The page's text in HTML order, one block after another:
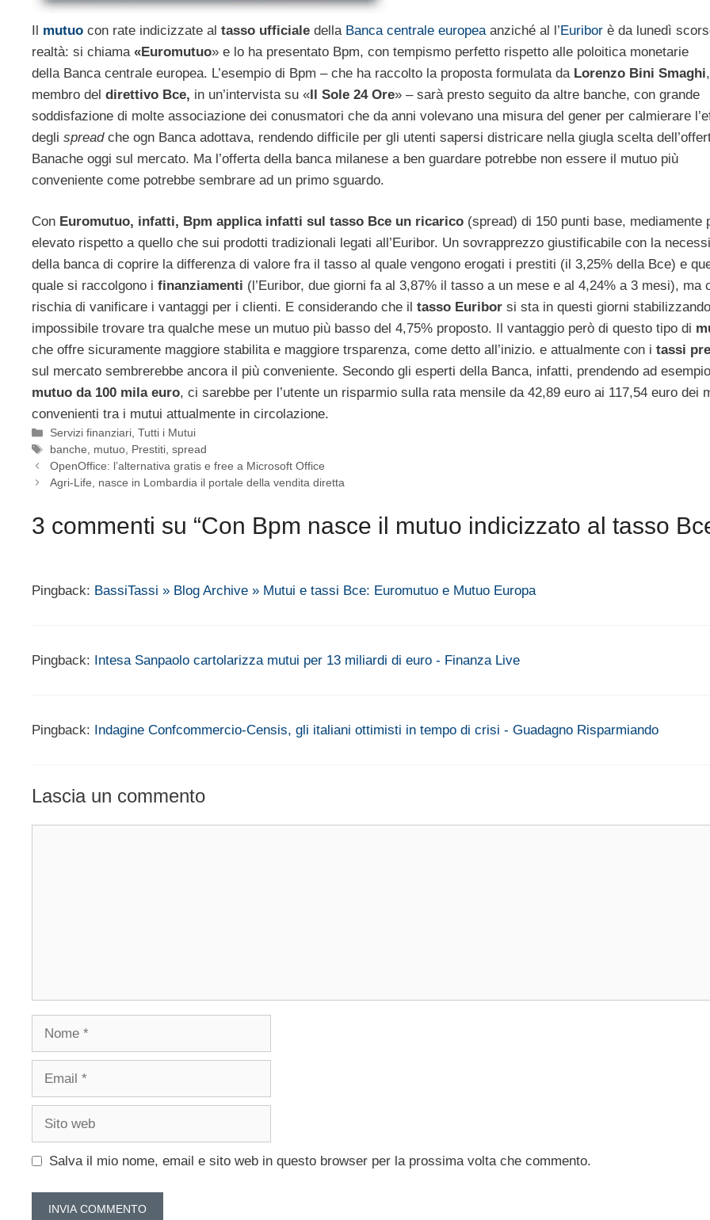
Il mutuo con rate indicizzate al tasso ufficiale della Banca centrale europea anziché al l’Euribor è da lunedì
realtà: si chiama «Euromutuo» e lo ha presentato Bpm, con tempismo perfetto rispetto alle poloitica monetarie
della Banca centrale europea. L’esempio di Bpm – che ha raccolto la proposta formulata da Lorenzo Bini Smaghi,
membro del direttivo Bce, in un’intervista su «Il Sole 24 Ore» – sarà presto seguito da altre banche, con grande
soddisfazione di molte associazione dei conusmatori che da anni volevano una misura del gener per calmierare
degli spreadche ogn Banca adottava, rendendo difficile per gli utenti sapersi districare nella giugla scelta
Banache oggi sul mercato. Ma l’offerta della banca milanese a ben guardare potrebbe non essere il mutuo più
conveniente come potrebbe sembrare ad un primo sguardo.
Con Euromutuo, infatti, Bpm applica infatti sul tasso Bce un ricarico (spread) di 150 punti base, mediamente
elevato rispetto a quello che sui prodotti tradizionali legati all’Euribor. Un sovrapprezzo giustificabile con la
della banca di coprire la differenza di valore fra il tasso al quale vengono erogati i prestiti (il 3,25% della Bce) e
quale si raccolgono i finanziamenti (l’Euribor, due giorni fa al 3,87% il tasso a un mese e al 4,24% a 3 mesi), ma
rischia di vanificare i vantaggi per i clienti. E considerando che il tasso Euribor si sta in questi giorni
impossibile trovare tra qualche mese un mutuo più basso del 4,75% proposto. Il vantaggio però di questo tipo di
che offre sicuramente maggiore stabilita e maggiore trsparenza, come detto all’inizio. e attualmente con i tassi
sul mercato sembrerebbe ancora il più conveniente. Secondo gli esperti della Banca, infatti, prendendo ad
mutuo da 100 mila euro, ci sarebbe per l’utente un risparmio sulla rata mensile da 42,89 euro ai 117,54 euro dei
convenienti tra i mutui attualmente in circolazione.
Categorie
Servizi finanziari,Tutti i Mutui
Tag
banche, mutuo, Prestiti,spread
OpenOffice: l’alternativa gratis e free a Microsoft Office
Agri-Life, nasce in Lombardia il portale della vendita diretta
3 commenti su “Con Bpm nasce il mutuo indicizzato al tasso
Pingback: BassiTassi » Blog Archive » Mutui e tassi Bce: Euromutuo e Mutuo Europa
Pingback: Intesa Sanpaolo cartolarizza mutui per 13 miliardi di euro - Finanza Live
Pingback: Indagine Confcommercio-Censis, gli italiani ottimisti in tempo di crisi - Guadagno Risparmiando
Lascia un commento
Nome
Email
Sito
Salva il mio nome, email e sito web in questo browser per la prossima volta che commento.